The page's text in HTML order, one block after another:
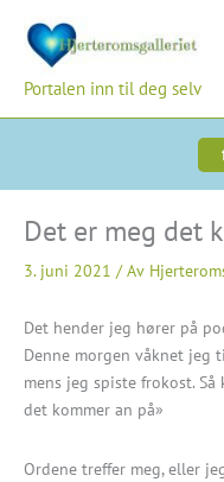
innholdet
Portalen inn til deg selv
Det er meg det
3. juni 2021 / Av
Det hender jeg hører på
Denne morgen våknet
mens jeg spiste frokost.
det kommer an på»
Ordene treffer meg, eller